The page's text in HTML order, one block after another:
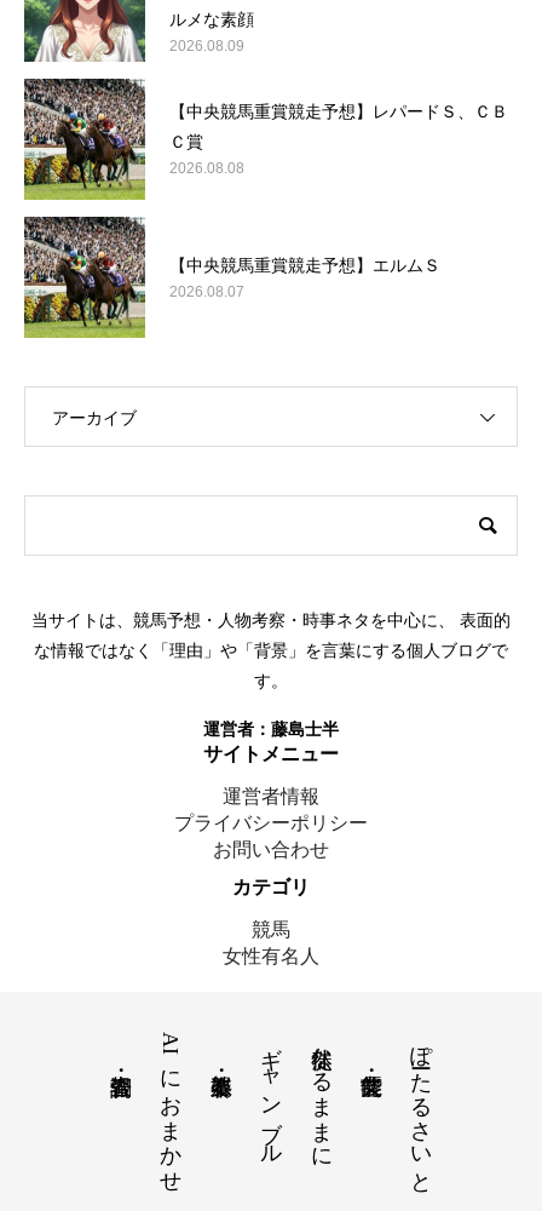
ルメな素顔
2026.08.09
【中央競馬重賞競走予想】レパードＳ、ＣＢ
Ｃ賞
2026.08.08
【中央競馬重賞競走予想】エルムＳ
2026.08.07
アーカイブ
当サイトは、競馬予想・人物考察・時事ネタを中心に、 表面的
な情報ではなく「理由」や「背景」を言葉にする個人ブログで
す。
運営者： 藤島士半
サイトメニュー
運営者情報
プライバシーポリシー
お問い合わせ
カテゴリ
競馬
女性有名人
© 2025 藤島士半｜ここにいます ぽーたるさいと
徒然なるままに
ギャンブル
AIにおまかせ